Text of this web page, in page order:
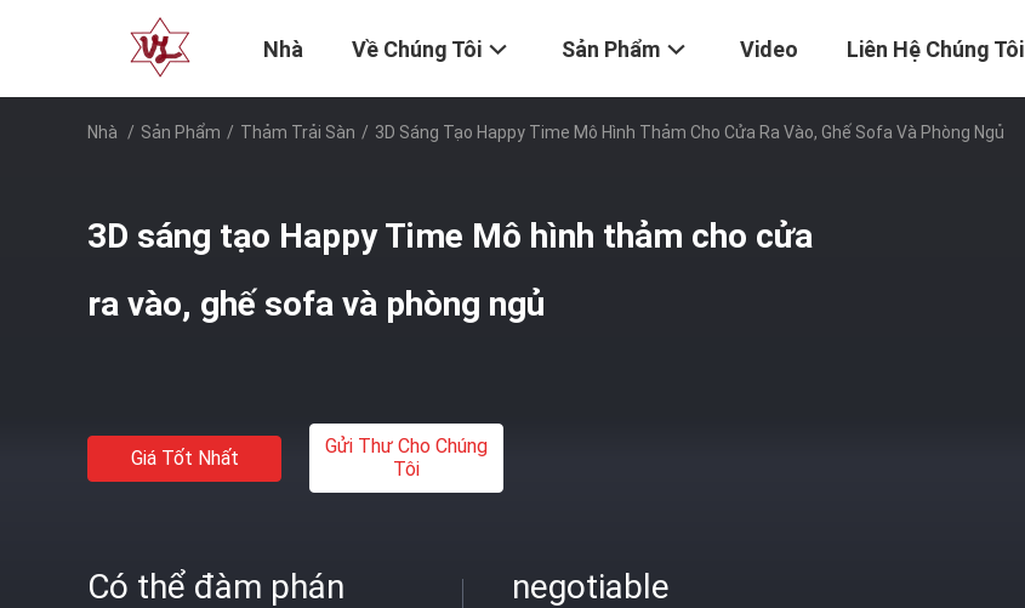
Nhà Về Chúng Tôi Sản Phẩm Video Liên Hệ Chúng Tôi
Nhà / Sản Phẩm / Thảm Trải Sàn / 3D Sáng Tạo Happy Time Mô Hình Thảm Cho Cửa Ra Vào, Ghế Sofa Và Phòng Ngủ
3D sáng tạo Happy Time Mô hình thảm cho cửa
ra vào, ghế sofa và phòng ngủ
Giá Tốt Nhất
Gửi Thư Cho Chúng
Tôi
Có thể đàm phán negotiable